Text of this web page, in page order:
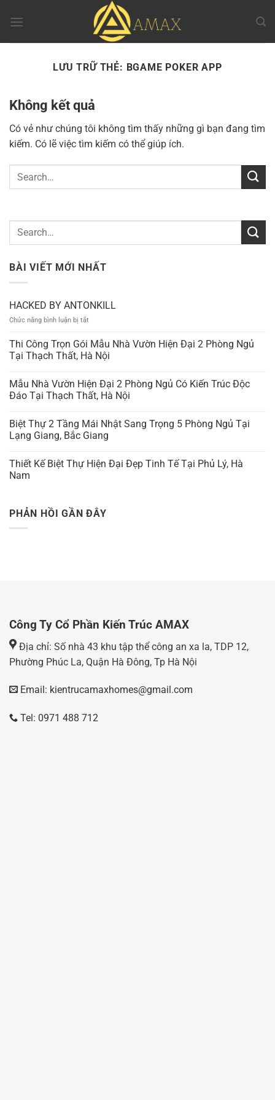
đến
LƯU TRỮ THẺ: BGAME POKER APP
Không kết quả
Có vẻ như chúng tôi không tìm thấy những gì bạn đang tìm
kiếm. Có lẽ việc tìm kiếm có thể giúp ích.
BÀI VIẾT MỚI NHẤT
HACKED BY ANTONKILL
Chức năng bình luận bị tắt
BY
ANTONKILL
Thi Công Trọn Gói Mẫu Nhà Vườn Hiện Đại 2 Phòng Ngủ
Tại Thạch Thất, Hà Nội
Mẫu Nhà Vườn Hiện Đại 2 Phòng Ngủ Có Kiến Trúc Độc
Đáo Tại Thạch Thất, Hà Nội
Biệt Thự 2 Tầng Mái Nhật Sang Trọng 5 Phòng Ngủ Tại
Lạng Giang, Bắc Giang
Thiết Kế Biệt Thự Hiện Đại Đẹp Tinh Tế Tại Phủ Lý, Hà
Nam
PHẢN HỒI GẦN ĐÂY
Công Ty Cổ Phần Kiến Trúc AMAX
Địa chỉ: Số nhà 43 khu tập thể công an xa la, TDP 12,
Phường Phúc La, Quận Hà Đông, Tp Hà Nội
Email: kientrucamaxhomes@gmail.com
Tel: 0971 488 712